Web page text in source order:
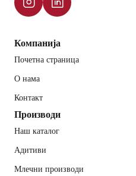
Компанија
Почетна страница
О нама
Контакт
Производи
Наш каталог
Адитиви
Млечни производи